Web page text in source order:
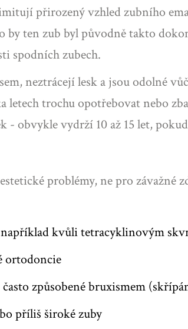
přirozený vzhled zubního
by ten zub byl původně takto
spodních zubech.
neztrácejí lesk a jsou odolné
trochu opotřebovat nebo
obvykle vydrží 10 až 15 let,
problémy, ne pro závažné
kvůli tetracyklinovým
ortodoncie
způsobené bruxismem
příliš široké zuby